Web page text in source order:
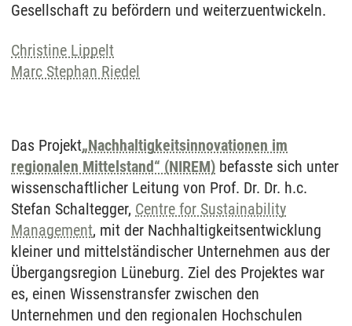
Gesellschaft zu befördern und weiterzuentwickeln.
Christine Lippelt
Marc Stephan Riedel
Das Projekt„Nachhaltigkeitsinnovationen im
regionalen Mittelstand“ (NIREM) befasste sich unter
wissenschaftlicher Leitung von Prof. Dr. Dr. h.c.
Stefan Schaltegger, Centre for Sustainability
Management, mit der Nachhaltigkeitsentwicklung
kleiner und mittelständischer Unternehmen aus der
Übergangsregion Lüneburg. Ziel des Projektes war
es, einen Wissenstransfer zwischen den
Unternehmen und den regionalen Hochschulen